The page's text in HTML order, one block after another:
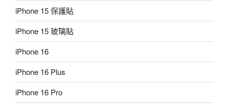
iPhone 15 保護貼
iPhone 15 玻璃貼
iPhone 16
iPhone 16 Plus
iPhone 16 Pro